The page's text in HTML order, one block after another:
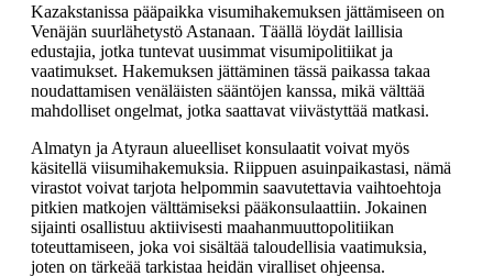
Kazakstanissa pääpaikka visumihakemuksen jättämiseen on
Venäjän suurlähetystö Astanaan. Täällä löydät laillisia
edustajia, jotka tuntevat uusimmat visumipolitiikat ja
vaatimukset. Hakemuksen jättäminen tässä paikassa takaa
noudattamisen venäläisten sääntöjen kanssa, mikä välttää
mahdolliset ongelmat, jotka saattavat viivästyttää matkasi.
Almatyn ja Atyraun alueelliset konsulaatit voivat myös
käsitellä viisumihakemuksia. Riippuen asuinpaikastasi, nämä
virastot voivat tarjota helpommin saavutettavia vaihtoehtoja
pitkien matkojen välttämiseksi pääkonsulaattiin. Jokainen
sijainti osallistuu aktiivisesti maahanmuuttopolitiikan
toteuttamiseen, joka voi sisältää taloudellisia vaatimuksia,
joten on tärkeää tarkistaa heidän viralliset ohjeensa.